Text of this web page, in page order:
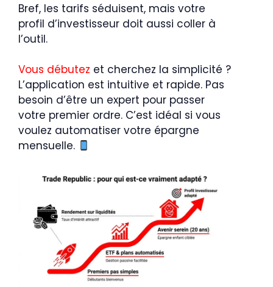
Bref, les tarifs séduisent, mais votre
profil d’investisseur doit aussi coller à
l’outil.
Vous débutez et cherchez la simplicité ?
L’application est intuitive et rapide. Pas
besoin d’être un expert pour passer
votre premier ordre. C’est idéal si vous
voulez automatiser votre épargne
mensuelle.